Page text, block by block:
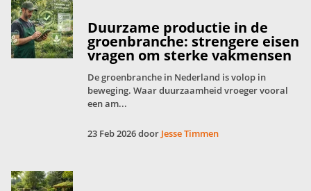
Duurzame productie in de
groenbranche: strengere eisen
vragen om sterke vakmensen
De groenbranche in Nederland is volop in
beweging. Waar duurzaamheid vroeger vooral
een am...
23 Feb 2026 door Jesse Timmen